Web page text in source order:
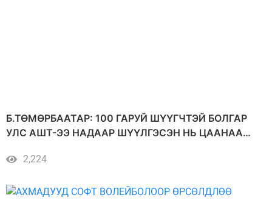
Б.ТӨМӨРБААТАР: 100 ГАРУЙ ШҮҮГЧТЭЙ БОЛГАР
УЛС АШТ-ЭЭ НАДААР ШҮҮЛГЭСЭН НЬ ЦААНАА
2,224